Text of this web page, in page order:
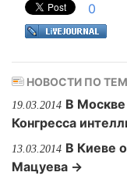
0
НОВОСТИ ПО
19.03.2014 В Москве
Конгресса
13.03.2014 В Киеве
Мацуева →